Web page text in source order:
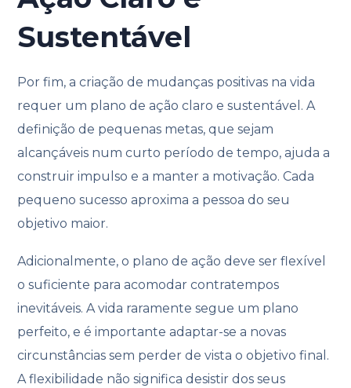
Sustentável
Por fim, a criação de mudanças positivas na vida
requer um plano de ação claro e sustentável. A
definição de pequenas metas, que sejam
alcançáveis num curto período de tempo, ajuda a
construir impulso e a manter a motivação. Cada
pequeno sucesso aproxima a pessoa do seu
objetivo maior.
Adicionalmente, o plano de ação deve ser flexível
o suficiente para acomodar contratempos
inevitáveis. A vida raramente segue um plano
perfeito, e é importante adaptar-se a novas
circunstâncias sem perder de vista o objetivo final.
A flexibilidade não significa desistir dos seus